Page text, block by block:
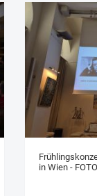
in Wien - FOTO